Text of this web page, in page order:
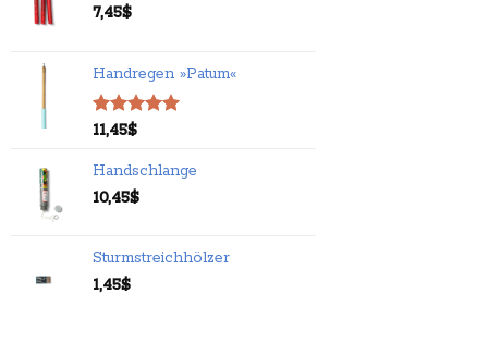
7,45$
Handregen »Patum«
Bewertet
von 5
11,45$
Handschlange
10,45$
Sturmstreichhölzer
1,45$